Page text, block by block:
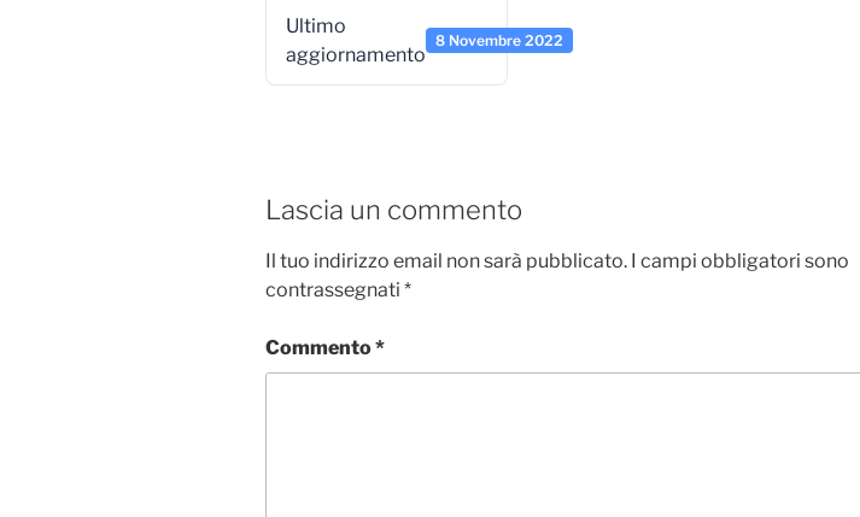
Ultimo
aggiornamento
8 Novembre 2022
Lascia un commento
Il tuo indirizzo email non sarà pubblicato. I campi obbligatori sono
contrassegnati *
Commento*